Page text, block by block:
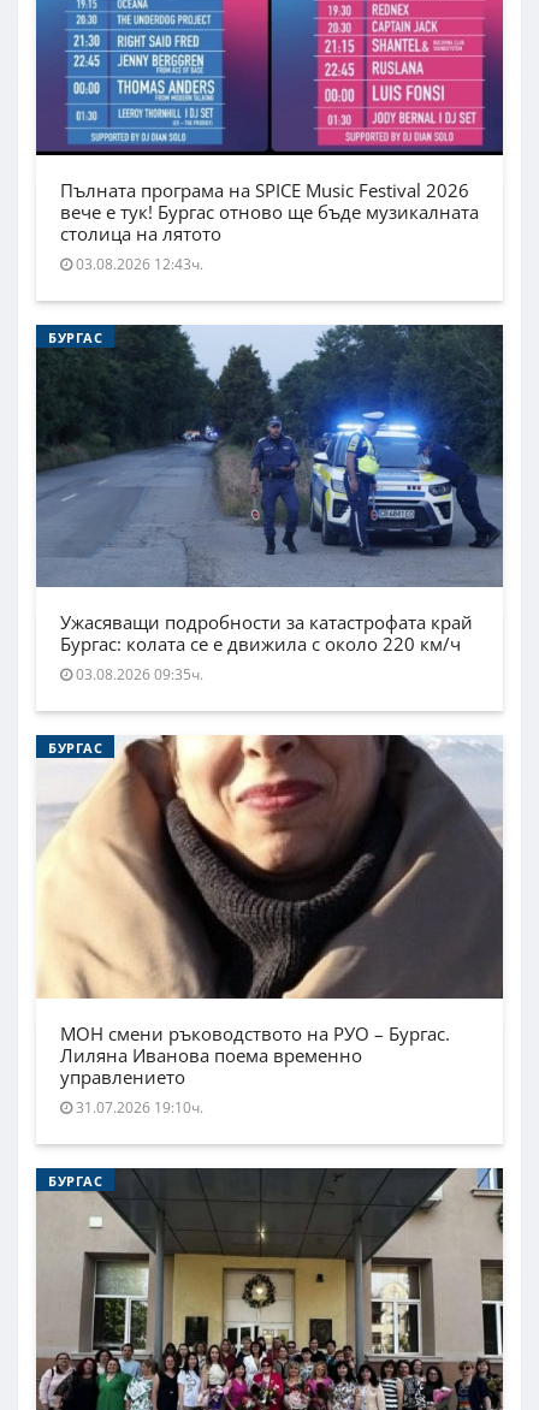
Пълната програма на SPICE Music Festival 2026
вече е тук! Бургас отново ще бъде музикалната
столица на лятото
03.08.2026 12:43ч.
БУРГАС
Ужасяващи подробности за катастрофата край
Бургас: колата се е движила с около 220 км/ч
03.08.2026 09:35ч.
БУРГАС
МОН смени ръководството на РУО – Бургас.
Лиляна Иванова поема временно
управлението
31.07.2026 19:10ч.
БУРГАС